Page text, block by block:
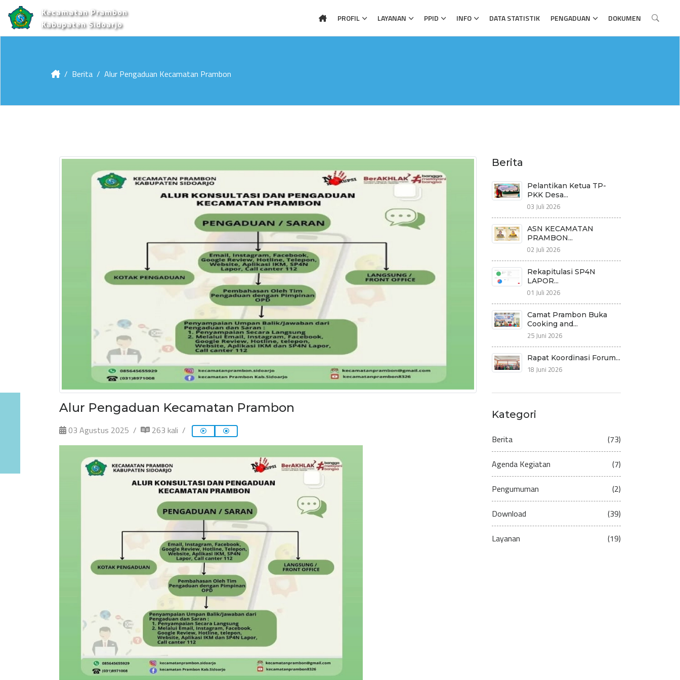
Kecamatan Prambon
Kabupaten Sidoarjo
PROFIL LAYANAN PPID INFO DATA STATISTIK PENGADUAN DOKUMEN
Berita Alur Pengaduan Kecamatan Prambon
Alur Pengaduan Kecamatan Prambon
03 Agustus 2025 263 kali
Berita
Pelantikan Ketua TP-
PKK Desa...
03 Juli 2026
ASN KECAMATAN
PRAMBON...
02 Juli 2026
Rekapitulasi SP4N
LAPOR...
01 Juli 2026
Camat Prambon Buka
Cooking and...
25 Juni 2026
Rapat Koordinasi Forum...
18 Juni 2026
Kategori
Berita (73)
Agenda Kegiatan (7)
Pengumuman (2)
Download (39)
Layanan (19)